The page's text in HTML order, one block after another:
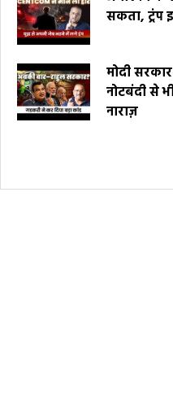
सकता, ट्रंप
मोदी
नोटबंदी से
नाराज़